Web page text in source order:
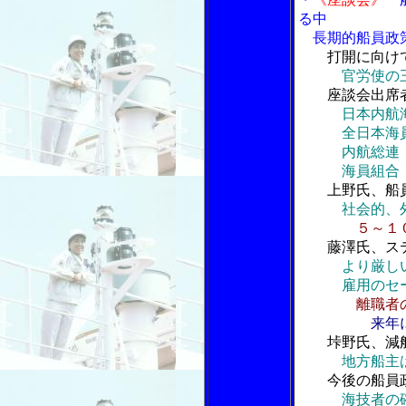
る中
長期的船員政
打開に向け
官労使の
座談会出席
日本内
全日本海員
内航総連・
海員組合・
上野氏、
社会的、
５～１
藤澤氏、ス
より厳し
雇用のセー
離職者
来年
垰野氏、減
地方船主
今後の船員
海技者の